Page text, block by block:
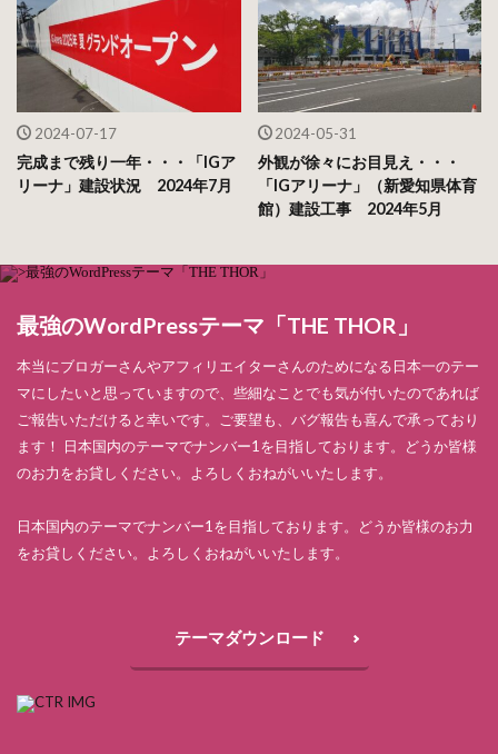
2024-07-17
完成まで残り一年・・・「IGア
リーナ」建設状況 2024年7月
2024-05-31
外観が徐々にお目見え・・・
「IGアリーナ」（新愛知県体育
館）建設工事 2024年5月
最強のWordPressテーマ「THE THOR」
本当にブロガーさんやアフィリエイターさんのためになる日本一のテー
マにしたいと思っていますので、些細なことでも気が付いたのであれば
ご報告いただけると幸いです。ご要望も、バグ報告も喜んで承っており
ます！ 日本国内のテーマでナンバー1を目指しております。どうか皆様
のお力をお貸しください。よろしくおねがいいたします。
日本国内のテーマでナンバー1を目指しております。どうか皆様のお力
をお貸しください。よろしくおねがいいたします。
テーマダウンロード